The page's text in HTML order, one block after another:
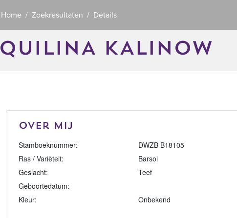
Home Zoekresultaten Details
QUILINA KALINOW
Over mij
Stamboeknummer:
DWZB B18105
Ras / Variëteit:
Barsoi
Geslacht:
Teef
Geboortedatum:
Kleur:
Onbekend